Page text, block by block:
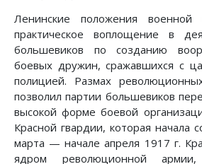
Ленинские положения военной
практическое воплощение в
большевиков по созданию
боевых дружин, сражавшихся с
полицией. Размах
позволил партии большевиков
высокой форме боевой
Красной гвардии, которая начала
марта — начале апреля 1917 г.
ядром революционной армии,